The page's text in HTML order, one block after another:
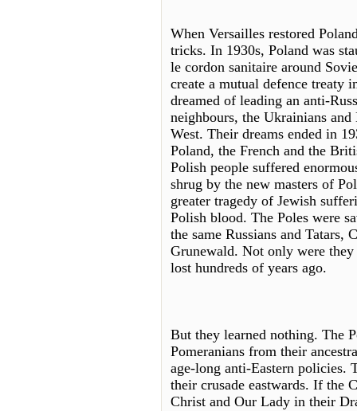
When Versailles restored
tricks. In 1930s, Poland was
le cordon sanitaire around
create a mutual defence treaty
dreamed of leading an anti-
neighbours, the Ukrainians
West. Their dreams ended in
Poland, the French and the
Polish people suffered
shrug by the new masters of
greater tragedy of Jewish
Polish blood. The Poles were
the same Russians and Tatars,
Grunewald. Not only were they
lost hundreds of years ago.
But they learned nothing. The
Pomeranians from their
age-long anti-Eastern policies.
their crusade eastwards. If the
Christ and Our Lady in their